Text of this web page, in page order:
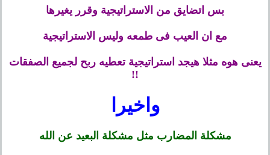
بس اتضايق من الاستراتيجية وقرر يغيرها
مع ان العيب فى طمعه وليس الاستراتيجية
يعنى هوه مثلا هيجد استراتيجية تعطيه ربح لجميع الصفقات
!!
واخيرا
مشكلة المضارب مثل مشكلة البعيد عن الله